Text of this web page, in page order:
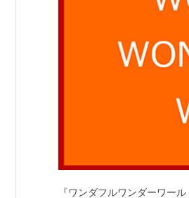
『ワンダフルワンダーワー